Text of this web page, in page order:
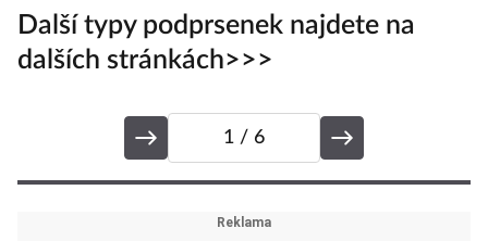
Další typy podprsenek najdete na
dalších stránkách>>>
1 / 6